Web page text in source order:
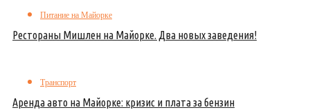
Питание на Майорке
Рестораны Мишлен на Майорке. Два новых заведения!
Транспорт
Аренда авто на Майорке: кризис и плата за бензин